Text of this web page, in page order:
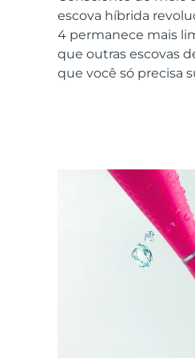
escova híbrida
4 permanece mais
que outras escovas
que você só precisa
All acne
All revitalizing
Cuidados
Advanced pore
LUNA™
Serum
For healthy hair
issa™ Teeth
18% PAP
Cosméticos